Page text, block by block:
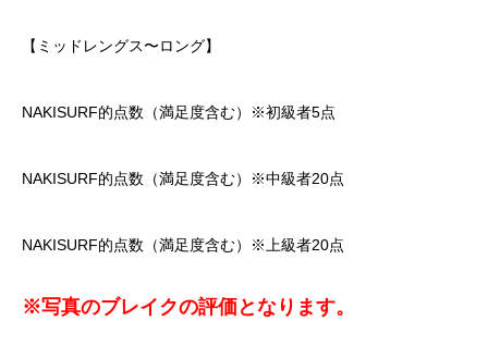
【ミッドレングス〜ロング】
NAKISURF的点数（満足度含む）※初級者5点
NAKISURF的点数（満足度含む）※中級者20点
NAKISURF的点数（満足度含む）※上級者20点
※写真のブレイクの評価となります。